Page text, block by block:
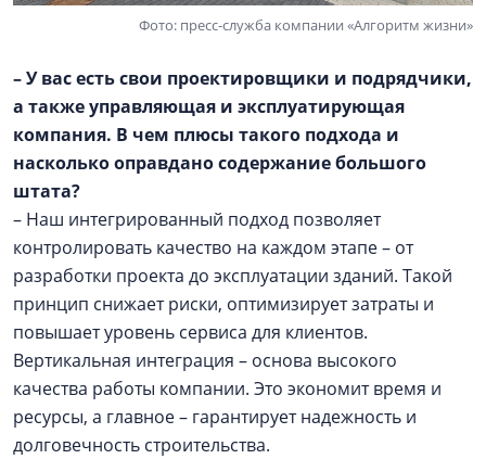
Фото: пресс-служба компании «Алгоритм жизни»
– У вас есть свои проектировщики и подрядчики,
а также управляющая и эксплуатирующая
компания. В чем плюсы такого подхода и
насколько оправдано содержание большого
штата?
– Наш интегрированный подход позволяет
контролировать качество на каждом этапе – от
разработки проекта до эксплуатации зданий. Такой
принцип снижает риски, оптимизирует затраты и
повышает уровень сервиса для клиентов.
Вертикальная интеграция – основа высокого
качества работы компании. Это экономит время и
ресурсы, а главное – гарантирует надежность и
долговечность строительства.